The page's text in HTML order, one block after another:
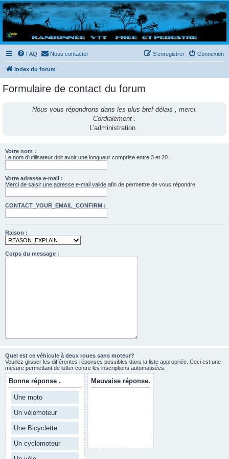
Randovttfree.fr
Bienvenue sur le site des randos vtt et pédestre de Bretagne . Bonne navigation sur le site
et bonnes randos dans l'Ouest !
FAQ Nous contacter Connexion
S’enregistrer
Index du forum
Formulaire de contact du forum
Nous vous répondrons dans les plus bref délais , merci.
Cordialement .
L'administration .
Votre nom :
Le nom d’utilisateur doit avoir une longueur comprise entre 3 et 20.
Votre adresse e-mail :
Merci de saisir une adresse e-mail valide afin de permettre de vous répondre.
CONTACT_YOUR_EMAIL_CONFIRM :
Raison :
Corps du message :
Quel est ce véhicule à deux roues sans moteur?
Veuillez glisser les différentes réponses possibles dans la liste appropriée. Ceci est une
mesure permettant de lutter contre les inscriptions automatisées.
Bonne réponse .
Une moto
Un vélomoteur
Une Bicyclette
Un cyclomoteur
Mauvaise réponse.